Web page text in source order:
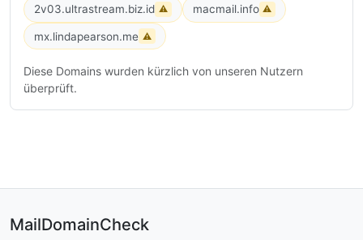
2v03.ultrastream.biz.id ⚠ macmail.info ⚠
mx.lindapearson.me ⚠
Diese Domains wurden kürzlich von unseren Nutzern
überprüft.
MailDomainCheck